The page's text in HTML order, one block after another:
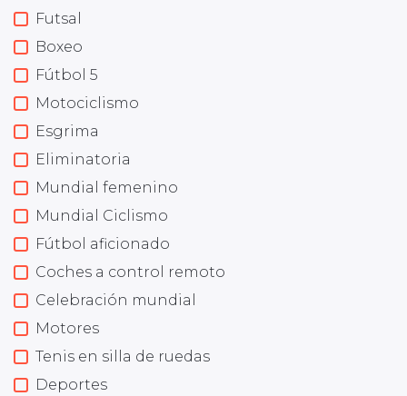
Futsal
Boxeo
Fútbol 5
Motociclismo
Esgrima
Eliminatoria
Mundial femenino
Mundial Ciclismo
Fútbol aficionado
Coches a control remoto
Celebración mundial
Motores
Tenis en silla de ruedas
Deportes